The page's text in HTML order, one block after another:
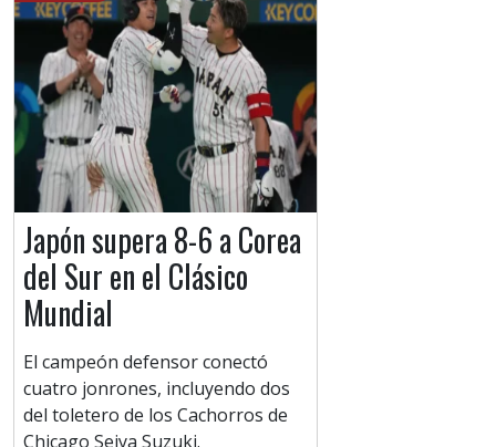
Japón supera 8-6 a Corea
del Sur en el Clásico
Mundial
El campeón defensor conectó
cuatro jonrones, incluyendo dos
del toletero de los Cachorros de
Chicago Seiya Suzuki.